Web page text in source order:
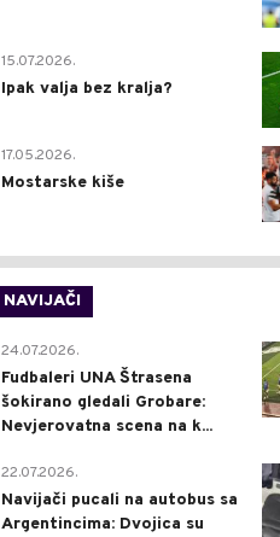
15.07.2026.
Ipak valja bez kralja?
17.05.2026.
Mostarske kiše
NAVIJAČI
24.07.2026.
Fudbaleri UNA Štrasena
šokirano gledali Grobare:
Nevjerovatna scena na k...
22.07.2026.
Navijači pucali na autobus sa
Argentincima: Dvojica su